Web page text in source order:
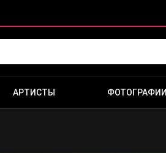
АРТИСТЫ ФОТОГРАФИИ